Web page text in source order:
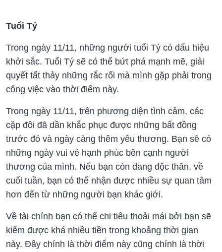
Tuổi Tý
Trong ngày 11/11, những người tuổi Tý có dấu hiệu
khởi sắc. Tuổi Tý sẽ có thể bứt phá mạnh mẽ, giải
quyết tất thảy những rắc rối mà mình gặp phải trong
công việc vào thời điểm này.
Trong ngày 11/11, trên phương diện tình cảm, các
cặp đôi đã dần khắc phục được những bất đồng
trước đó và ngày càng thêm yêu thương. Bạn sẽ có
những ngày vui vẻ hạnh phúc bên cạnh người
thương của mình. Nếu bạn còn đang độc thân, về
cuối tuần, bạn có thể nhận được nhiều sự quan tâm
hơn đến từ những người bạn khác giới.
Về tài chính bạn có thể chi tiêu thoải mái bởi bạn sẽ
kiếm được khá nhiều tiền trong khoảng thời gian
này. Đây chính là thời điểm này cũng chính là thời